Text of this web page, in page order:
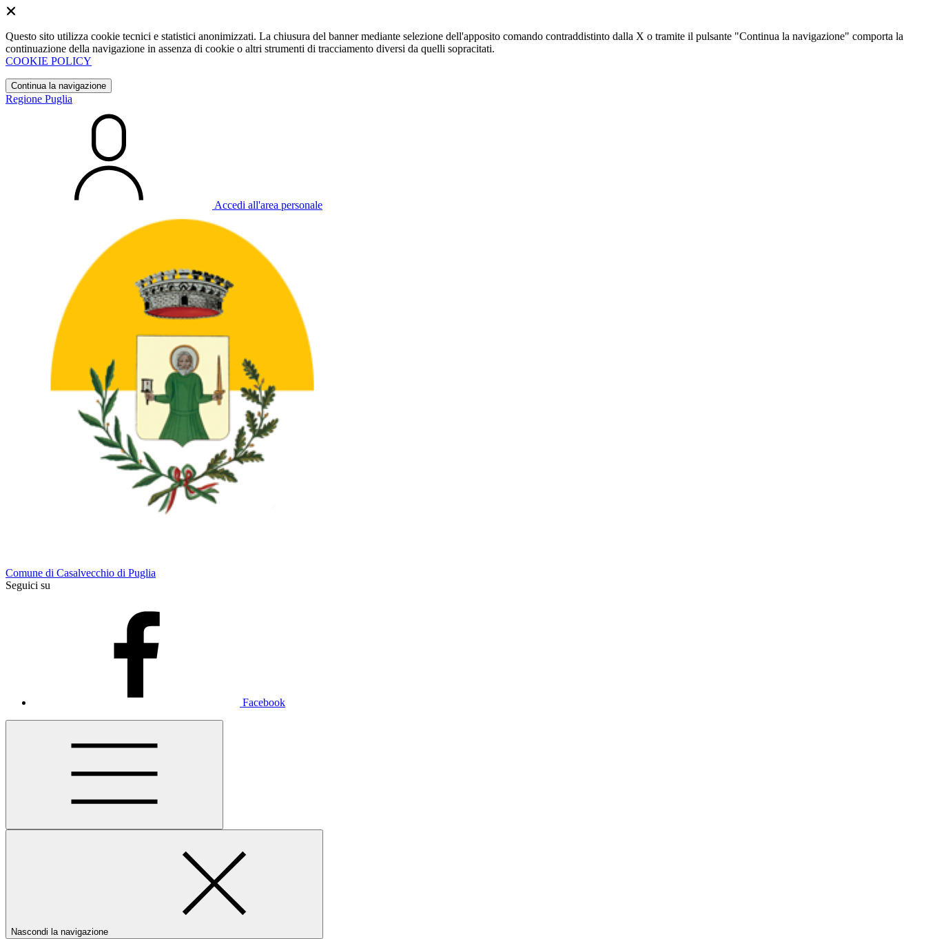
Questo sito utilizza cookie tecnici e statistici anonimizzati. La chiusura del banner mediante selezione dell'apposito comando contraddistinto dalla X o tramite il pulsante "Continua la navigazione" comporta la
continuazione della navigazione in assenza di cookie o altri strumenti di tracciamento diversi da quelli sopracitati.
COOKIE POLICY
Continua la navigazione
Regione Puglia
Accedi all'area personale
Comune di Casalvecchio di Puglia
Seguici su
Facebook
Nascondi la navigazione